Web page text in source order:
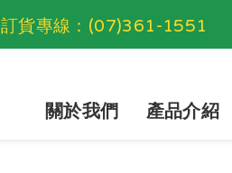
訂貨專線： (07)361-1551
關於我們 產品介紹